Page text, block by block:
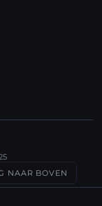
NAAR BOVEN